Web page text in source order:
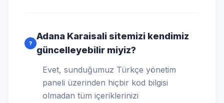
?
Adana Karaisali sitemizi kendimiz
güncelleyebilir miyiz?
Evet, sunduğumuz Türkçe yönetim
paneli üzerinden hiçbir kod bilgisi
olmadan tüm içeriklerinizi